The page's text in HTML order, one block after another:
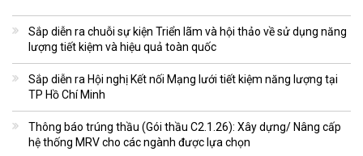
Sắp diễn ra chuỗi sự kiện Triển lãm và hội thảo về sử dụng năng
lượng tiết kiệm và hiệu quả toàn quốc
Sắp diễn ra Hội nghị Kết nối Mạng lưới tiết kiệm năng lượng tại
TP Hồ Chí Minh
Thông báo trúng thầu (Gói thầu C2.1.26): Xây dựng/ Nâng cấp
hệ thống MRV cho các ngành được lựa chọn